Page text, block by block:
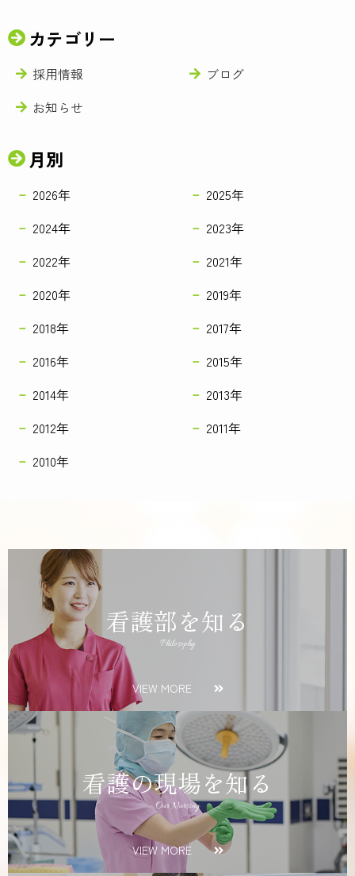
カテゴリー
採用情報
ブログ
お知らせ
月別
2026年
2025年
2024年
2023年
2022年
2021年
2020年
2019年
2018年
2017年
2016年
2015年
2014年
2013年
2012年
2011年
2010年
看護部を知る
Philosophy
VIEW MORE
看護の現場を知る
Our Nursing
VIEW MORE